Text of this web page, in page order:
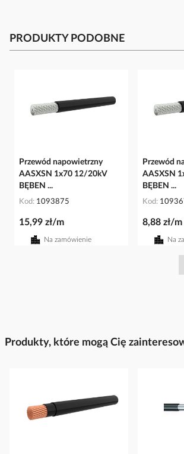
PRODUKTY PODOBNE
Przewód napowietrzny
AASXSN 1x70 12/20kV
BĘBEN ...
Kod 1093875
15,99 zł/m
Na zamówienie
Przewód
AASXSN
BĘBEN ...
Kod
8,88 zł/m
Na
Produkty, które mogą Cię